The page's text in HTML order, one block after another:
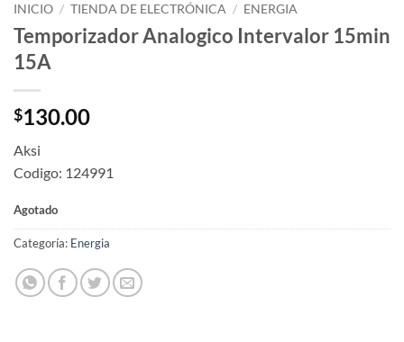
INICIO / TIENDA DE ELECTRÓNICA / ENERGIA
Temporizador Analogico Intervalor 15min
15A
$130.00
Aksi
Codigo: 124991
Agotado
Categoría: Energia